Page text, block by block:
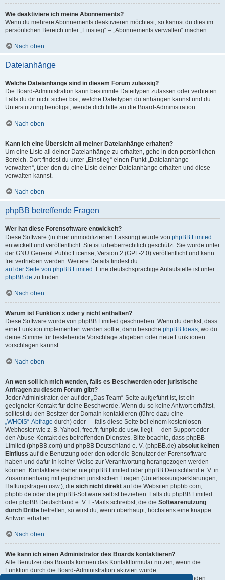
Wie deaktiviere ich meine Abonnements?
Wenn du mehrere Abonnements deaktivieren möchtest, so kannst du dies im
persönlichen Bereich unter „Einstieg“ – „Abonnements verwalten“ machen.
Nach oben
Dateianhänge
Welche Dateianhänge sind in diesem Forum zulässig?
Die Board-Administration kann bestimmte Dateitypen zulassen oder verbieten.
Falls du dir nicht sicher bist, welche Dateitypen du anhängen kannst und du
Unterstützung benötigst, wende dich bitte an die Board-Administration.
Nach oben
Kann ich eine Übersicht all meiner Dateianhänge erhalten?
Um eine Liste all deiner Dateianhänge zu erhalten, gehe in den persönlichen
Bereich. Dort findest du unter „Einstieg“ einen Punkt „Dateianhänge
verwalten“, über den du eine Liste deiner Dateianhänge erhalten und diese
verwalten kannst.
Nach oben
phpBB betreffende Fragen
Wer hat diese Forensoftware entwickelt?
Diese Software (in ihrer unmodifizierten Fassung) wurde von phpBB Limited
entwickelt und veröffentlicht. Sie ist urheberrechtlich geschützt. Sie wurde unter
der GNU General Public License, Version 2 (GPL-2.0) veröffentlicht und kann
frei vertrieben werden. Weitere Details findest du
auf der Seite von phpBB Limited . Eine deutschsprachige Anlaufstelle ist unter
phpBB.de zu finden.
Nach oben
Warum ist Funktion x oder y nicht enthalten?
Diese Software wurde von phpBB Limited geschrieben. Wenn du denkst, dass
eine Funktion implementiert werden sollte, dann besuche phpBB Ideas, wo du
deine Stimme für bestehende Vorschläge abgeben oder neue Funktionen
vorschlagen kannst.
Nach oben
An wen soll ich mich wenden, falls es Beschwerden oder juristische
Anfragen zu diesem Forum gibt?
Jeder Administrator, der auf der „Das Team“-Seite aufgeführt ist, ist ein
geeigneter Kontakt für deine Beschwerde. Wenn du so keine Antwort erhältst,
solltest du den Besitzer der Domain kontaktieren (führe dazu eine
„WHOIS“-Abfrage durch) oder — falls diese Seite bei einem kostenlosen
Webhoster wie z. B. Yahoo!, free.fr, funpic.de usw. liegt — den Support oder
den Abuse-Kontakt des betreffenden Dienstes. Bitte beachte, dass phpBB
Limited (phpBB.com) und phpBB Deutschland e. V. (phpBB.de) absolut keinen
Einfluss auf die Benutzung oder den oder die Benutzer der Forensoftware
haben und dafür in keiner Weise zur Verantwortung herangezogen werden
können. Kontaktiere daher nie phpBB Limited oder phpBB Deutschland e. V. in
Zusammenhang mit jeglichen juristischen Fragen (Unterlassungserklärungen,
Haftungsfragen usw.), die sich nicht direkt auf die Websiten phpbb.com,
phpbb.de oder die phpBB-Software selbst beziehen. Falls du phpBB Limited
oder phpBB Deutschland e. V. E-Mails schreibst, die die Softwarenutzung
durch Dritte betreffen, so wirst du, wenn überhaupt, höchstens eine knappe
Antwort erhalten.
Nach oben
Wie kann ich einen Administrator des Boards kontaktieren?
Alle Benutzer des Boards können das Kontaktformular nutzen, wenn die
Funktion durch die Board-Administration aktiviert wurde.
Mitglieder des Boards können zusätzlich den Link „Das Team“ verwenden.